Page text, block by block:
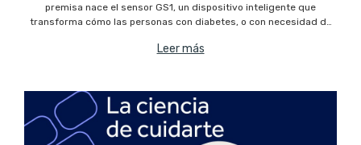
premisa nace el sensor GS1, un dispositivo inteligente que
transforma cómo las personas con diabetes, o con necesidad de
Leer más